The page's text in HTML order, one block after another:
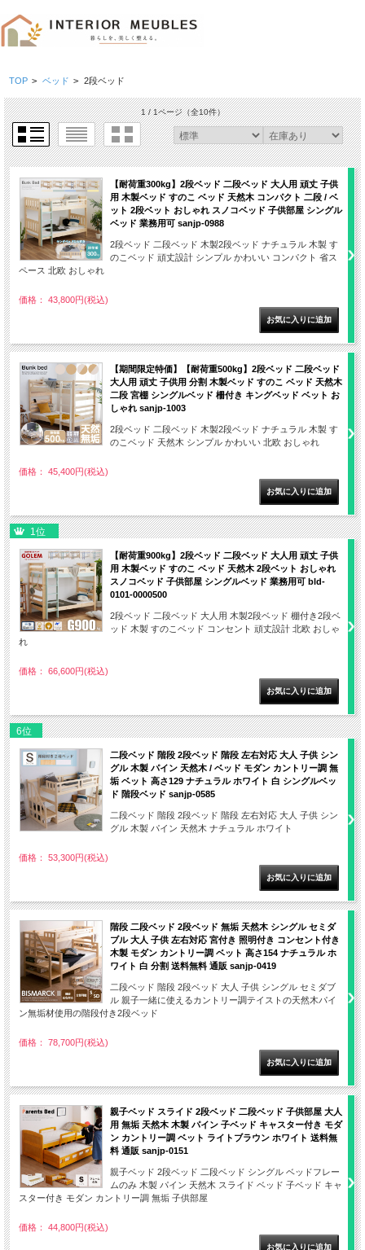
TOP > ベッド > 2段ベッド
1 / 1ページ（全10件）
【耐荷重300kg】2段ベッド 二段ベッド 大人用 頑丈 子供
用 木製ベッド すのこ ベッド 天然木 コンパクト 二段 / ベ
ット 2段ベット おしゃれ スノコベッド 子供部屋 シングル
ベッド 業務用可 sanjp-0988
2段ベッド 二段ベッド 木製2段ベッド ナチュラル 木製 す
のこベッド 頑丈設計 シンプル かわいい コンパクト 省ス
ペース 北欧 おしゃれ
価格： 43,800円(税込)
【期間限定特価】【耐荷重500kg】2段ベッド 二段ベッド
大人用 頑丈 子供用 分割 木製ベッド すのこ ベッド 天然木
二段 宮棚 シングルベッド 柵付き キングベッド ベット お
しゃれ sanjp-1003
2段ベッド 二段ベッド 木製2段ベッド ナチュラル 木製 す
のこベッド 天然木 シンプル かわいい 北欧 おしゃれ
価格： 45,400円(税込)
1位
【耐荷重900kg】2段ベッド 二段ベッド 大人用 頑丈 子供
用 木製ベッド すのこ ベッド 天然木 2段ベット おしゃれ
スノコベッド 子供部屋 シングルベッド 業務用可 bld-
0101-0000500
2段ベッド 二段ベッド 大人用 木製2段ベッド 棚付き2段ベ
ッド 木製 すのこベッド コンセント 頑丈設計 北欧 おしゃ
れ
価格： 66,600円(税込)
6位
二段ベッド 階段 2段ベッド 階段 左右対応 大人 子供 シン
グル 木製 パイン 天然木 / ベッド モダン カントリー調 無
垢 ベット 高さ129 ナチュラル ホワイト 白 シングルベッ
ド 階段ベッド sanjp-0585
二段ベッド 階段 2段ベッド 階段 左右対応 大人 子供 シン
グル 木製 パイン 天然木 ナチュラル ホワイト
価格： 53,300円(税込)
階段 二段ベッド 2段ベッド 無垢 天然木 シングル セミダ
ブル 大人 子供 左右対応 宮付き 照明付き コンセント付き
木製 モダン カントリー調 ベット 高さ154 ナチュラル ホ
ワイト 白 分割 送料無料 通販 sanjp-0419
二段ベッド 階段 2段ベッド 大人 子供 シングル セミダブ
ル 親子一緒に使えるカントリー調テイストの天然木パイ
ン無垢材使用の階段付き2段ベッド
価格： 78,700円(税込)
親子ベッド スライド 2段ベッド 二段ベッド 子供部屋 大人
用 無垢 天然木 木製 パイン 子ベッド キャスター付き モダ
ン カントリー調 ベット ライトブラウン ホワイト 送料無
料 通販 sanjp-0151
親子ベッド 2段ベッド 二段ベッド シングル ベッドフレー
ムのみ 木製 パイン 天然木 スライド ベッド 子ベッド キャ
スター付き モダン カントリー調 無垢 子供部屋
価格： 44,800円(税込)